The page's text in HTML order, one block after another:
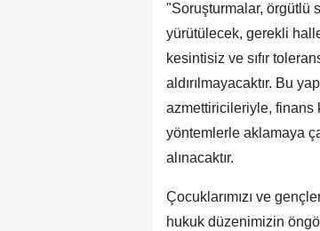
"Soruşturmalar, örgütlü
yürütülecek, gerekli
kesintisiz ve sıfır
aldırılmayacaktır. Bu
azmettiricileriyle, finans
yöntemlerle aklamaya
alınacaktır.
Çocuklarımızı ve
hukuk düzenimizin